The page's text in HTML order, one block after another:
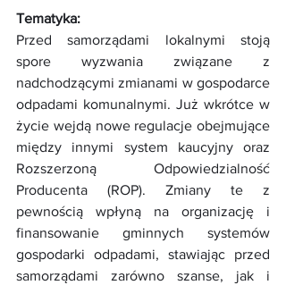
Tematyka:
Przed samorządami lokalnymi stoją
spore wyzwania związane z
nadchodzącymi zmianami w gospodarce
odpadami komunalnymi. Już wkrótce w
życie wejdą nowe regulacje obejmujące
między innymi system kaucyjny oraz
Rozszerzoną Odpowiedzialność
Producenta (ROP). Zmiany te z
pewnością wpłyną na organizację i
finansowanie gminnych systemów
gospodarki odpadami, stawiając przed
samorządami zarówno szanse, jak i